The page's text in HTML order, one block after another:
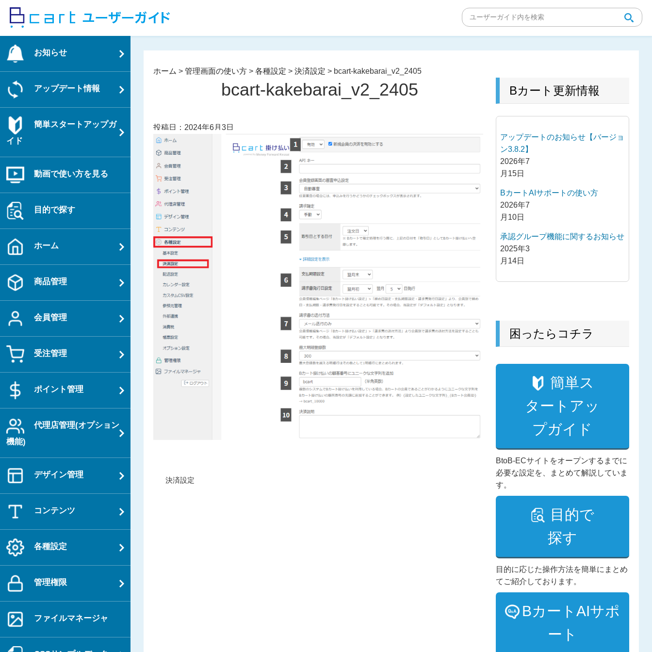
ッ
お知らせ
アップデート情報
簡単スタートアップガ
イド
動画で使い方を見る
目的で探す
ホーム
商品管理
会員管理
受注管理
ポイント管理
代理店管理(オプション
機能)
デザイン管理
コンテンツ
各種設定
管理権限
ファイルマネージャ
ホーム >管理画面の使い方 >各種設定 >決済設定 > bcart-kakebarai_v2_2405
bcart-kakebarai_v2_2405
投稿日：2024年6月3日
過
決済設定
Bカート更新情報
アップデートのお知らせ【バージョ
ン3.8.2】
2026年7
月15日
BカートAIサポートの使い方
2026年7
月10日
承認グループ機能に関するお知らせ
2025年3
月14日
困ったらコチラ
簡単ス
タートアッ
プガイド
BtoB-ECサイトをオープンするまでに
必要な設定を、まとめて解説していま
す。
目的で
探す
目的に応じた操作方法を簡単にまとめ
てご紹介しております。
BカートAIサポ
ート